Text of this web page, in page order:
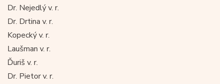
Dr. Nejedlý v. r.
Dr. Drtina v. r.
Kopecký v. r.
Laušman v. r.
Ďuriš v. r.
Dr. Pietor v. r.